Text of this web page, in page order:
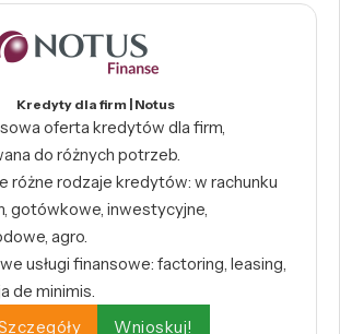
Kredyty dla firm | Notus
oferta kredytów dla firm,
do różnych potrzeb.
różne rodzaje kredytów: w rachunku
gotówkowe, inwestycyjne,
agro.
usługi finansowe: factoring, leasing,
de minimis.
Wnioskuj!